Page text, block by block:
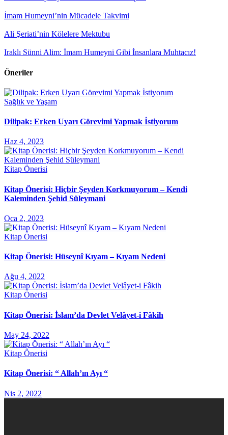
İmam Humeyni’nin Mücadele Takvimi
Ali Şeriati’nin Kölelere Mektubu
Iraklı Sünni Alim: İmam Humeyni Gibi İnsanlara Muhtacız!
Öneriler
Sağlık ve Yaşam
Dilipak: Erken Uyarı Görevimi Yapmak İstiyorum
Haz 4, 2023
Kitap Önerisi
Kitap Önerisi: Hiçbir Şeyden Korkmuyorum – Kendi
Kaleminden Şehid Süleymani
Oca 2, 2023
Kitap Önerisi
Kitap Önerisi: Hüseynî Kıyam – Kıyam Nedeni
Ağu 4, 2022
Kitap Önerisi
Kitap Önerisi: İslam’da Devlet Velâyet-i Fâkih
May 24, 2022
Kitap Önerisi
Kitap Önerisi: “ Allah’ın Ayı “
Nis 2, 2022